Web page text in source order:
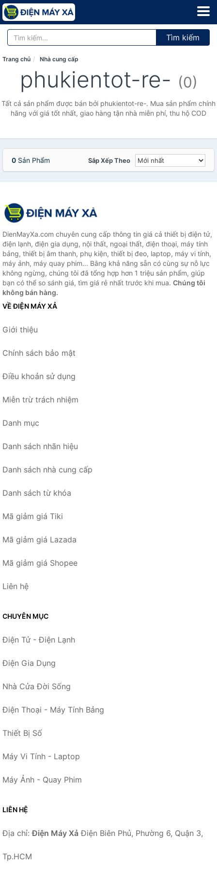
Tìm kiếm
Trang chủ Nhà cung cấp
phukientot-re- (0)
Tất cả sản phẩm được bán bởi phukientot-re-. Mua sản phẩm chính
hãng với giá tốt nhất, giao hàng tận nhà miễn phí, thu hộ COD
0 Sản Phẩm Sắp Xếp Theo
DienMayXa.com chuyên cung cấp thông tin giá cả thiết bị điện tử,
điện lạnh, điện gia dụng, nội thất, ngoại thất, điện thoại, máy tính
bảng, thiết bị âm thanh, phụ kiện, thiết bị đeo, laptop, máy vi tính,
máy ảnh, máy quay phim... Bằng khả năng sẵn có cùng sự nỗ lực
không ngừng, chúng tôi đã tổng hợp hơn 1 triệu sản phẩm, giúp
bạn có thể so sánh giá, tìm giá rẻ nhất trước khi mua. Chúng tôi
không bán hàng.
VỀ ĐIỆN MÁY XẢ
Giới thiệu
Chính sách bảo mật
Điều khoản sử dụng
Miễn trừ trách nhiệm
Danh mục
Danh sách nhãn hiệu
Danh sách nhà cung cấp
Danh sách từ khóa
Mã giảm giá Tiki
Mã giảm giá Lazada
Mã giảm giá Shopee
Liên hệ
CHUYÊN MỤC
Điện Tử - Điện Lạnh
Điện Gia Dụng
Nhà Cửa Đời Sống
Điện Thoại - Máy Tính Bảng
Thiết Bị Số
Máy Vi Tính - Laptop
Máy Ảnh - Quay Phim
LIÊN HỆ
Địa chỉ:Điện Máy Xả Điện Biên Phủ, Phường 6, Quận 3,
Tp.HCM